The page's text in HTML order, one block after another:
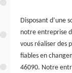
Disposant d’une
notre entreprise
vous réaliser des
fiables en
46090. Notre